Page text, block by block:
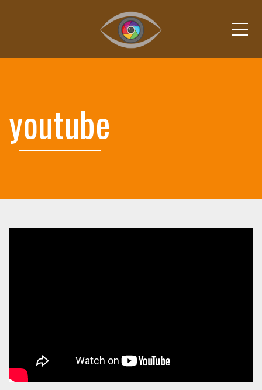
youtube